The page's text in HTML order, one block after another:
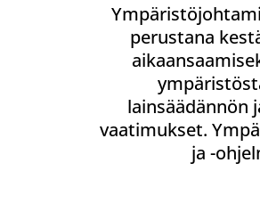
perustana
lainsäädännön
vaatimukset.
ja -